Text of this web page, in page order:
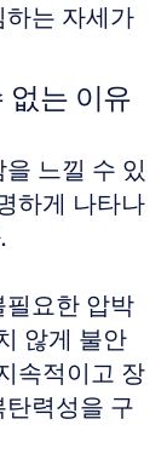
는 자세가
없는 이유
느낄 수 있
하게 나타나
요한 압박
않게 불안
속적이고 장
력성을 구